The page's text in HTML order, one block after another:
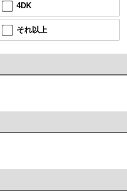
4DK
それ以上